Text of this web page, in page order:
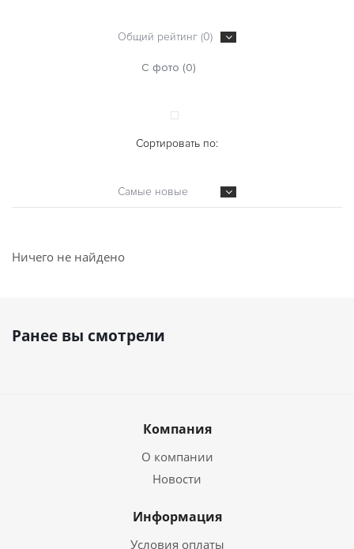
Общий рейтинг (0)
С фото (0)
Сортировать по:
Самые новые
Ничего не найдено
Ранее вы смотрели
Компания
О компании
Новости
Информация
Условия оплаты